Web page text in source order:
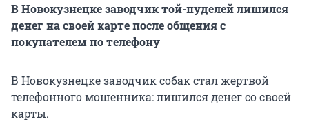
В Новокузнецке заводчик той-пуделей лишился
денег на своей карте после общения с
покупателем по телефону
В Новокузнецке заводчик собак стал жертвой
телефонного мошенника: лишился денег со своей
карты.